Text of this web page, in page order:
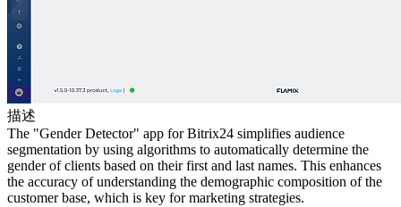
描述
The "Gender Detector" app for Bitrix24 simplifies audience
segmentation by using algorithms to automatically determine the
gender of clients based on their first and last names. This enhances
the accuracy of understanding the demographic composition of the
customer base, which is key for marketing strategies.